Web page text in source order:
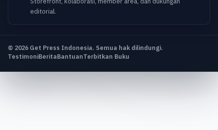
editorial.
© 2026 Get Press Indonesia. Semua hak dilindungi.
TestimoniBeritaBantuanTerbitkan Buku